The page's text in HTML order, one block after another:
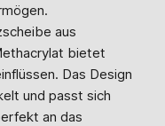
aus
bietet
Das Design
und passt sich
an das